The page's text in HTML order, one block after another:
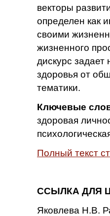
векторы
определен как
своими
жизненного
дискурс задает
здоровья от
тематики.
Ключевые
здоровая
Полный текст
ССЫЛКА ДЛЯ
Яковлева Н.В.